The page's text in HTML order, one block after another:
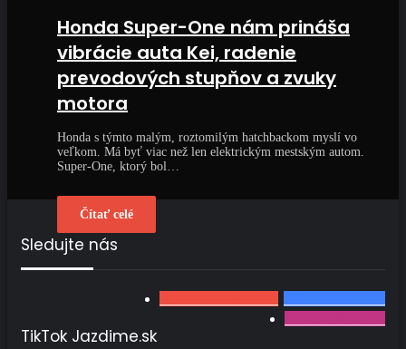
Honda Super-One nám prináša
vibrácie auta Kei, radenie
prevodových stupňov a zvuky
motora
Honda s týmto malým, roztomilým hatchbackom myslí vo
veľkom. Má byť viac než len elektrickým mestským autom.
Super-One, ktorý bol…
Čítať celé
Sledujte nás
TikTok Jazdime.sk